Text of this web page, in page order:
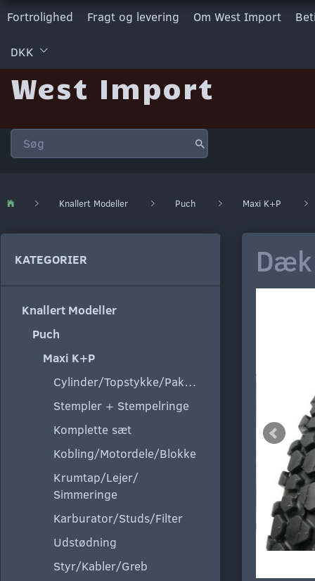
Fortrolighed Fragt og levering Om West Import
DKK
West Import
Knallert Modeller Puch Maxi K+P
KATEGORIER
Knallert Modeller
Puch
Maxi K+P
Cylinder/Topstykke/Pakning
Stempler + Stempelringe
Komplette sæt
Kobling/Motordele/Blokke
Krumtap/Lejer/
Simmeringe
Karburator/Studs/Filter
Udstødning
Styr/Kabler/Greb